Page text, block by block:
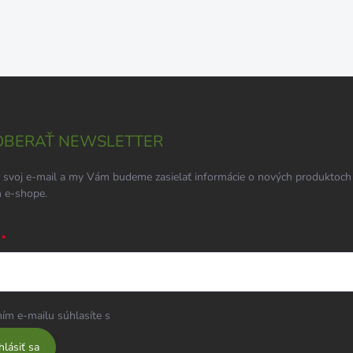
NEWSLETTER
e-mail a my Vám budeme zasielať informácie o nových
e-shope.
e-mailu súhlasíte s
sa